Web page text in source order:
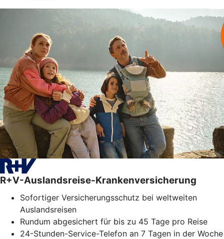
R+V-Auslandsreise-Krankenversicherung
Sofortiger Versicherungsschutz bei weltweiten
Auslandsreisen
Rundum abgesichert für bis zu 45 Tage pro Reise
24-Stunden-Service-Telefon an 7 Tagen in der Woche